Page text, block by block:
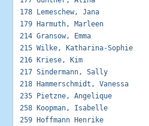
178 Lemeschew, Jana
179 Harmuth, Marleen
214 Gransow, Emma
215 Wilke, Katharina-
216 Kriese, Kim
217 Sindermann, Sally
218 Hammerschmidt,
235 Pietzne, Angelique
258 Koopman, Isabelle
259 Hoffmann Henrike